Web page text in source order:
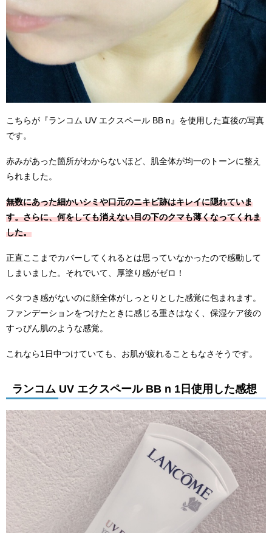
こちらが『ランコム UV エクスペール BB n』を使用した直後の写真
です。
赤みがあった箇所がわからないほど、肌全体が均一のトーンに整え
られました。
無数にあった細かいシミや口元のニキビ跡はキレイに隠れていま
す。さらに、何をしても消えない目の下のクマも薄くなってくれま
した。
正直ここまでカバーしてくれるとは思っていなかったので感動して
しまいました。それでいて、厚塗り感がゼロ！
ベタつき感がないのに顔全体がしっとりとした感覚に包まれます。
ファンデーションをつけたときに感じる重さはなく、保湿ケア後の
すっぴん肌のような感覚。
これなら1日中つけていても、お肌が疲れることもなさそうです。
ランコム UV エクスペール BB n 1日使用した感想